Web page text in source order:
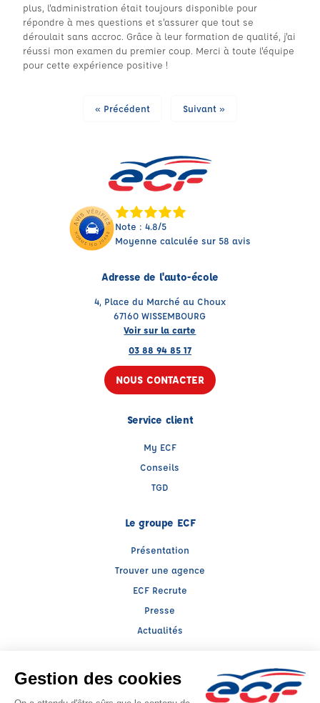
plus, l'administration était toujours disponible pour
répondre à mes questions et s'assurer que tout se
déroulait sans accroc. Grâce à leur formation de qualité, j'ai
réussi mon examen du premier coup. Merci à toute l'équipe
pour cette expérience positive !
« Précédent Suivant »
Note : 4.8/5
Moyenne calculée sur 58 avis
Adresse de l'auto-école
4, Place du Marché au Choux
67160 WISSEMBOURG
Voir sur la carte
03 88 94 85 17
NOUS CONTACTER
Service client
My ECF
Conseils
TGD
Le groupe ECF
Présentation
Trouver une agence
ECF Recrute
Presse
Actualités
Facebook (nouvelle fenêtre)
Instagram (nouvelle fenêtre)
LinkedIn (nouvelle fenêtre)
TikTok (nouvelle fenêtre)